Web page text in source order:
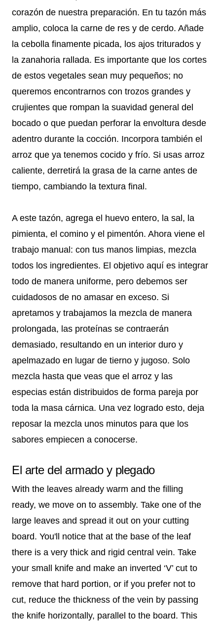
corazón de nuestra preparación. En tu tazón más
amplio, coloca la carne de res y de cerdo. Añade
la cebolla finamente picada, los ajos triturados y
la zanahoria rallada. Es importante que los cortes
de estos vegetales sean muy pequeños; no
queremos encontrarnos con trozos grandes y
crujientes que rompan la suavidad general del
bocado o que puedan perforar la envoltura desde
adentro durante la cocción. Incorpora también el
arroz que ya tenemos cocido y frío. Si usas arroz
caliente, derretirá la grasa de la carne antes de
tiempo, cambiando la textura final.
A este tazón, agrega el huevo entero, la sal, la
pimienta, el comino y el pimentón. Ahora viene el
trabajo manual: con tus manos limpias, mezcla
todos los ingredientes. El objetivo aquí es integrar
todo de manera uniforme, pero debemos ser
cuidadosos de no amasar en exceso. Si
apretamos y trabajamos la mezcla de manera
prolongada, las proteínas se contraerán
demasiado, resultando en un interior duro y
apelmazado en lugar de tierno y jugoso. Solo
mezcla hasta que veas que el arroz y las
especias están distribuidos de forma pareja por
toda la masa cárnica. Una vez logrado esto, deja
reposar la mezcla unos minutos para que los
sabores empiecen a conocerse.
El arte del armado y plegado
With the leaves already warm and the filling
ready, we move on to assembly. Take one of the
large leaves and spread it out on your cutting
board. You'll notice that at the base of the leaf
there is a very thick and rigid central vein. Take
your small knife and make an inverted ‘V’ cut to
remove that hard portion, or if you prefer not to
cut, reduce the thickness of the vein by passing
the knife horizontally, parallel to the board. This